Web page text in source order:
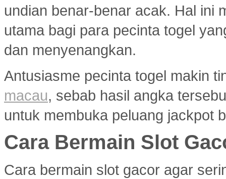
undian benar-benar acak. Hal ini
utama bagi para pecinta togel
dan menyenangkan.
Antusiasme pecinta togel makin
macau, sebab hasil angka
untuk membuka peluang jackpot
Cara Bermain Slot
Cara bermain slot gacor agar